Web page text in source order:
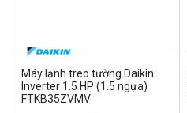
Máy lạnh treo tường Daikin
Inverter 1.5 HP (1.5 ngựa)
FTKB35ZVMV